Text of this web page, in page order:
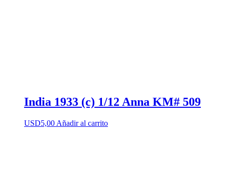
India 1933 (c) 1/12 Anna KM# 509
USD5,00 Añadir al carrito